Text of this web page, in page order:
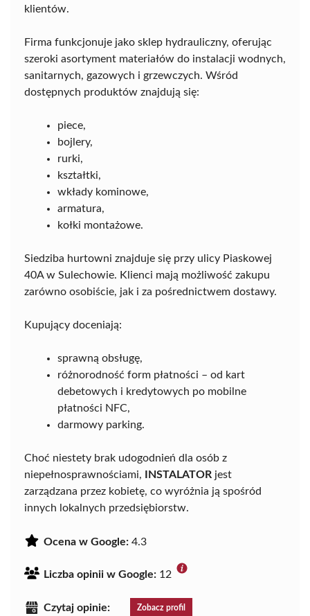
klientów.
Firma funkcjonuje jako sklep hydrauliczny, oferując
szeroki asortyment materiałów do instalacji wodnych,
sanitarnych, gazowych i grzewczych. Wśród
dostępnych produktów znajdują się:
piece,
bojlery,
rurki,
kształtki,
wkłady kominowe,
armatura,
kołki montażowe.
Siedziba hurtowni znajduje się przy ulicy Piaskowej
40A w Sulechowie. Klienci mają możliwość zakupu
zarówno osobiście, jak i za pośrednictwem dostawy.
Kupujący doceniają:
sprawną obsługę,
różnorodność form płatności – od kart
debetowych i kredytowych po mobilne
płatności NFC,
darmowy parking.
Choć niestety brak udogodnień dla osób z
niepełnosprawnościami,
INSTALATOR jest
zarządzana przez kobietę, co wyróżnia ją spośród
innych lokalnych przedsiębiorstw.
Ocena w Google: 4.3
Liczba opinii w Google: 12
Czytaj opinie: Zobacz profil